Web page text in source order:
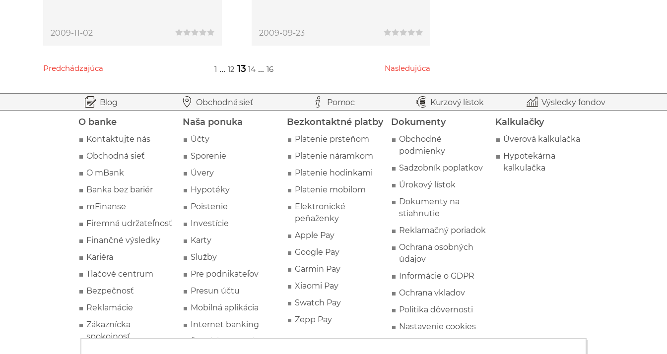
2009-11-02 2009-09-23
Predchádzajúca
Przejdź do poprzedniej strony 1 ... 12 13 14 ... 16 Nasledujúca
Przejdź do następnej strony
Blog Obchodná sieť Pomoc Kurzový lístok Výsledky fondov
O banke
Kontaktujte nás
Obchodná sieť
O mBank
Banka bez bariér
mFinanse
Firemná udržateľnosť
Finančné výsledky
Kariéra
Tlačové centrum
Bezpečnosť
Reklamácie
Zákaznícka
spokojnosť
Naša ponuka
Účty
Sporenie
Úvery
Hypotéky
Poistenie
Investície
Karty
Služby
Pre podnikateľov
Presun účtu
Mobilná aplikácia
Internet banking
Špeciálne ponuky
Bezkontaktné platby
Platenie prsteňom
Platenie náramkom
Platenie hodinkami
Platenie mobilom
Elektronické
peňaženky
Apple Pay
Google Pay
Garmin Pay
Xiaomi Pay
Swatch Pay
Zepp Pay
Dokumenty
Obchodné
podmienky
Sadzobník poplatkov
Úrokový lístok
Dokumenty na
stiahnutie
Reklamačný poriadok
Ochrana osobných
údajov
Informácie o GDPR
Ochrana vkladov
Politika dôvernosti
Nastavenie cookies
Kalkulačky
Úverová kalkulačka
Hypotekárna
kalkulačka